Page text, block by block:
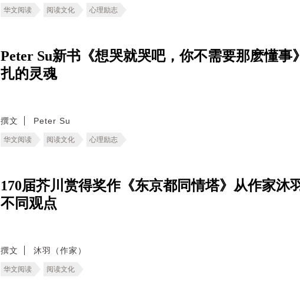
华文阅读 阅读文化 心理励志
Peter Su新书《想哭就哭吧，你不需要那麽懂
扎的灵魂
撰文 Peter Su
华文阅读 阅读文化 心理励志
170届芥川赏得奖作《东京都同情塔》从作家沐
不同观点
撰文 沐羽（作家）
华文阅读 阅读文化